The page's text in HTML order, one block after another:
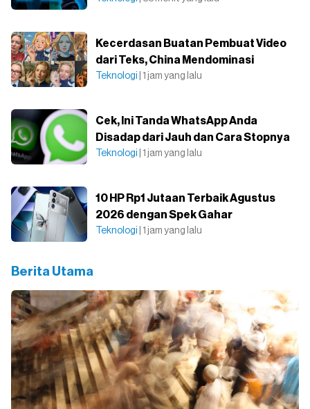
Kecerdasan Buatan Pembuat Video
dari Teks, China Mendominasi
Teknologi | 1 jam yang lalu
Cek, Ini Tanda WhatsApp Anda
Disadap dari Jauh dan Cara Stopnya
Teknologi | 1 jam yang lalu
10 HP Rp1 Jutaan Terbaik Agustus
2026 dengan Spek Gahar
Teknologi | 1 jam yang lalu
Berita Utama